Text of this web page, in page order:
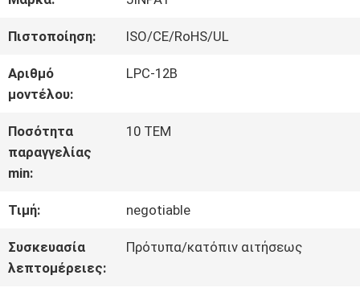
ΠΕΡΊΠΟΥ
ΕΜΕΊΣ
ΓΎΡΟΣ
ΕΡΓΟΣΤΑΣΊΩΝ
ΠΟΙΟΤΙΚΌΣ
ΈΛΕΓΧΟΣ
Πιστοποίηση: ISO/CE/RoHS/UL
Αριθμό
μοντέλου:
LPC-12B
Ποσότητα
παραγγελίας
min:
10 ΤΕΜ
Τιμή: negotiable
Συσκευασία
λεπτομέρειες:
Πρότυπα/κατόπιν αιτήσεως